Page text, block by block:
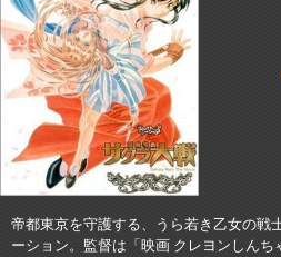
帝都東京を守護する、うら若き乙女の戦
ーション。監督は「映画 クレヨンしん